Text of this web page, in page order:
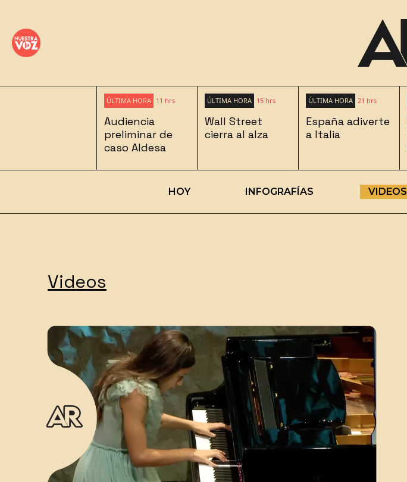
ÚLTIMA HORA 11 hrs
Audiencia
preliminar de
caso Aldesa
ÚLTIMA HORA 15 hrs
Wall Street
cierra al alza
ÚLTIMA HORA 21 hrs
España adiverte
a Italia
HOY INFOGRAFÍAS VIDEOS
Videos